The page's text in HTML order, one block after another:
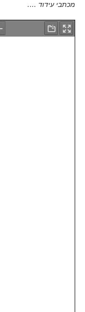
מכתבי עידוד ….